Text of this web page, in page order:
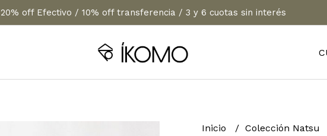
20% off Efectivo / 10% off transferencia / 3 y 6 cuotas sin interés
Inicio Colección Natsu